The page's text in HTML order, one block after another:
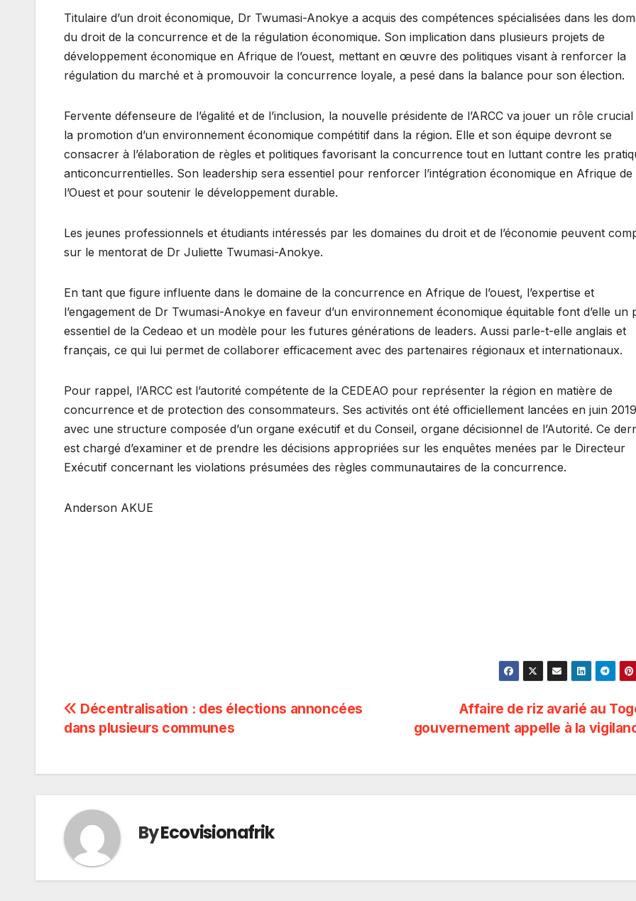
Titulaire d’un droit économique, Dr Twumasi-Anokye a acquis des compétences spécialisées dans les
du droit de la concurrence et de la régulation économique. Son implication dans plusieurs projets de
développement économique en Afrique de l’ouest, mettant en œuvre des politiques visant à renforcer la
régulation du marché et à promouvoir la concurrence loyale, a pesé dans la balance pour son élection.
Fervente défenseure de l’égalité et de l’inclusion, la nouvelle présidente de l’ARCC va jouer un rôle
la promotion d’un environnement économique compétitif dans la région. Elle et son équipe devront se
consacrer à l’élaboration de règles et politiques favorisant la concurrence tout en luttant contre les
anticoncurrentielles. Son leadership sera essentiel pour renforcer l’intégration économique en Afrique de
l’Ouest et pour soutenir le développement durable.
Les jeunes professionnels et étudiants intéressés par les domaines du droit et de l’économie peuvent
sur le mentorat de Dr Juliette Twumasi-Anokye.
En tant que figure influente dans le domaine de la concurrence en Afrique de l’ouest, l’expertise et
l’engagement de Dr Twumasi-Anokye en faveur d’un environnement économique équitable font d’elle un
essentiel de la Cedeao et un modèle pour les futures générations de leaders. Aussi parle-t-elle anglais et
français, ce qui lui permet de collaborer efficacement avec des partenaires régionaux et internationaux.
Pour rappel, l’ARCC est l’autorité compétente de la CEDEAO pour représenter la région en matière de
concurrence et de protection des consommateurs. Ses activités ont été officiellement lancées en juin 2019
avec une structure composée d’un organe exécutif et du Conseil, organe décisionnel de l’Autorité. Ce
est chargé d’examiner et de prendre les décisions appropriées sur les enquêtes menées par le Directeur
Exécutif concernant les violations présumées des règles communautaires de la concurrence.
Anderson AKUE
Navigation
de
l’article
Affaire de riz avarié au
gouvernement appelle à la
Décentralisation : des élections annoncées
dans plusieurs communes
ByEcovisionafrik